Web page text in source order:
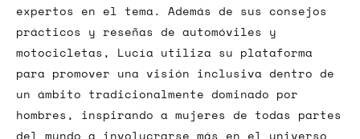
expertos en el tema. Además de sus consejos
prácticos y reseñas de automóviles y
motocicletas, Lucía utiliza su plataforma
para promover una visión inclusiva dentro de
un ámbito tradicionalmente dominado por
hombres, inspirando a mujeres de todas partes